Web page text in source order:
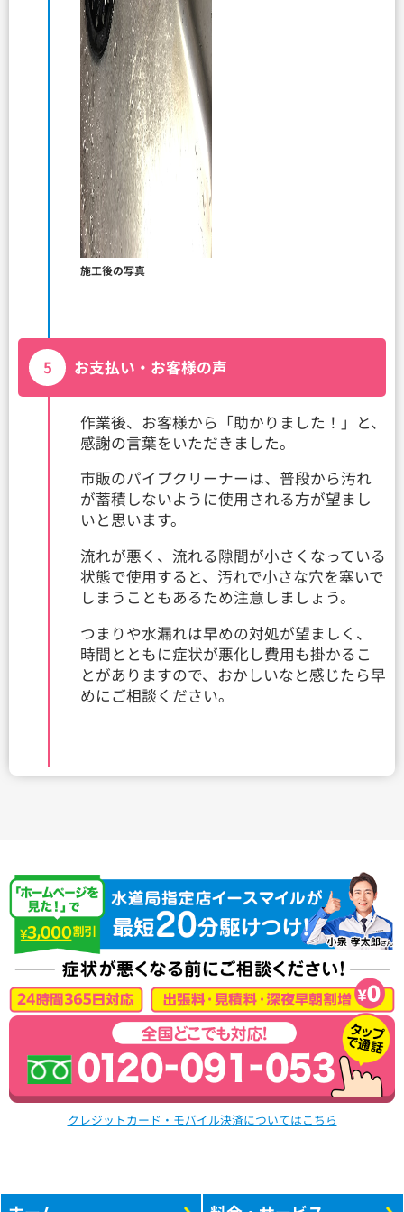
施工後の写真
5 お支払い・お客様の声
作業後、お客様から「助かりました！」と、
感謝の言葉をいただきました。
市販のパイプクリーナーは、普段から汚れ
が蓄積しないように使用される方が望まし
いと思います。
流れが悪く、流れる隙間が小さくなっている
状態で使用すると、汚れで小さな穴を塞いで
しまうこともあるため注意しましょう。
つまりや水漏れは早めの対処が望ましく、
時間とともに症状が悪化し費用も掛かるこ
とがありますので、おかしいなと感じたら早
めにご相談ください。
クレジットカード・モバイル決済についてはこちら